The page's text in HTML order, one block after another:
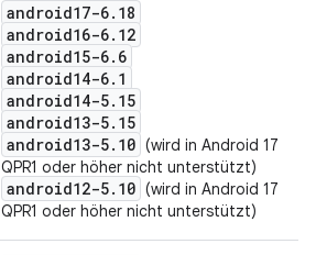
android17-6. 18
android16-6. 12
android15-6. 6
android14-6. 1
android14-5. 15
android13-5. 15
android13-5. 10 (wird in Android 17
QPR1 oder höher nicht unterstützt)
android12-5. 10 (wird in Android 17
QPR1 oder höher nicht unterstützt)